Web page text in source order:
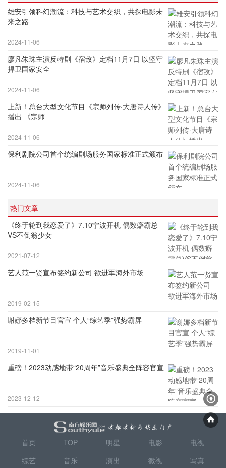
雄安引领科幻潮流：科技与艺术交织，共探电影未
来之路
2024-11-06
廖凡朱珠主演反特剧《宿敌》定档11月7日 以坚守
捍卫国家安全
2024-11-06
上新！总台大型文化节目《宗师列传·大唐诗人传》
播出 《宗师
2024-11-06
保利剧院公司首个统编剧场服务国家标准正式颁布
2024-11-06
热门文章
《终于轮到我恋爱了》7.10宁波开机 偶数癖霸总
VS不倒翁少女
2021-07-12
艺人范一贤宣布签约新公司 欲进军海外市场
2019-02-15
谢娜多档新节目官宣 个人“综艺季”强势霸屏
2019-11-01
重磅！2023动感地带“20周年”音乐盛典全阵容官宣
2023-12-12
首页 TOP 明星 电影
电视
综艺
音乐 演出 微视 写真